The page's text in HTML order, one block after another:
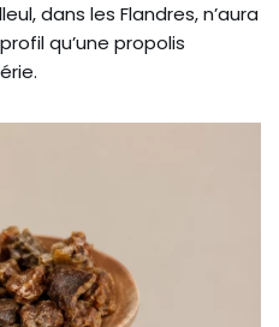
dans les Flandres, n’aura
qu’une propolis